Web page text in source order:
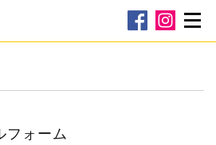
フォーム